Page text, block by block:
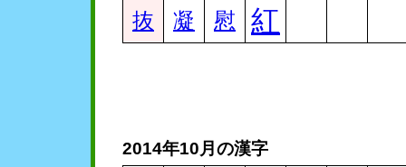
抜 凝 慰 紅
2014年10月の漢字